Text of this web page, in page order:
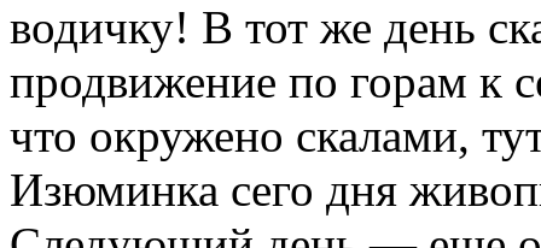
водичку! В тот же день
продвижение по горам к
что окружено скалами,
Изюминка сего дня